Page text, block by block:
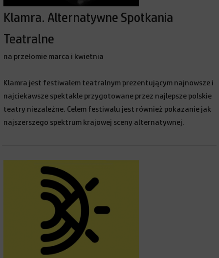
Klamra. Alternatywne Spotkania
Teatralne
na przełomie marca i kwietnia
Klamra jest festiwalem teatralnym prezentującym najnowsze i
najciekawsze spektakle przygotowane przez najlepsze polskie
teatry niezależne. Celem festiwalu jest również pokazanie jak
najszerszego spektrum krajowej sceny alternatywnej.